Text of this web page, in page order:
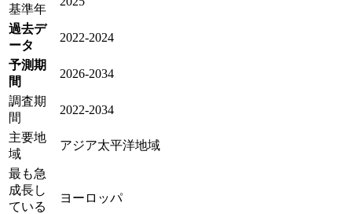
基準年
過去デ
ータ
2022-2024
予測期
間
2026-2034
調査期
間
2022-2034
主要地
域
アジア太平洋地域
最も急
成長し
ている
ヨーロッパ